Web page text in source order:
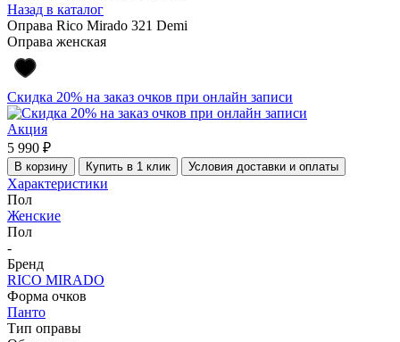
Назад в каталог
Оправа Rico Mirado 321 Demi
Оправа женская
Скидка 20% на заказ очков при онлайн записи
Акция
5 990 ₽
В корзину Купить в 1 клик Условия доставки и оплаты
Характеристики
Пол
Женские
Пол
-
Бренд
RICO MIRADO
Форма очков
Панто
Тип оправы